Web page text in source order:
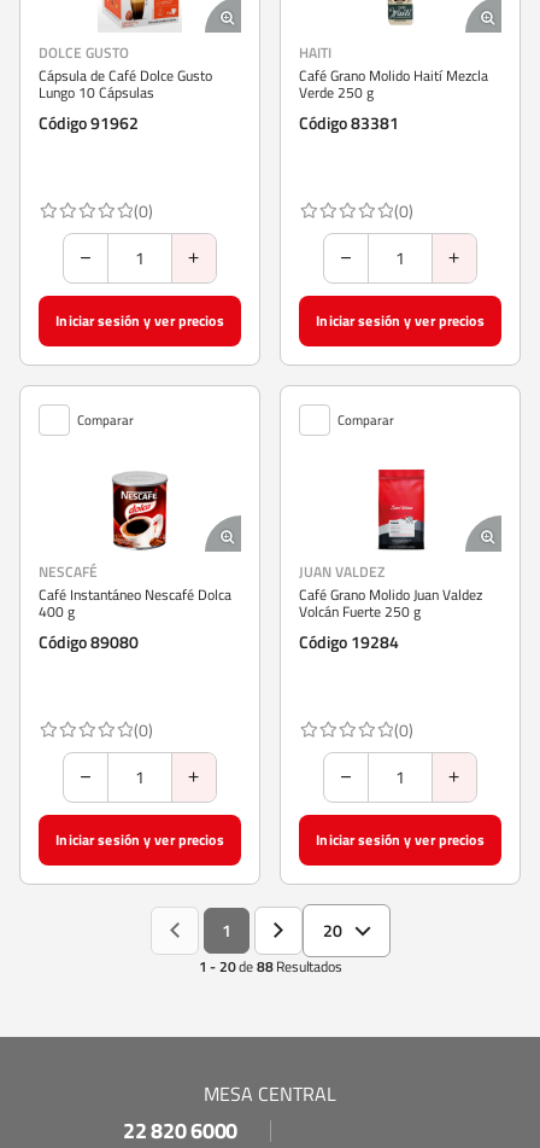
DOLCE GUSTO
Cápsula de Café Dolce Gusto
Lungo 10 Cápsulas
Código 91962
(0)
Iniciar sesión y ver precios
HAITI
Café Grano Molido Haití Mezcla
Verde 250 g
Código 83381
(0)
Iniciar sesión y ver precios
Comparar
NESCAFÉ
Café Instantáneo Nescafé Dolca
400 g
Código 89080
(0)
Iniciar sesión y ver precios
Comparar
JUAN VALDEZ
Café Grano Molido Juan Valdez
Volcán Fuerte 250 g
Código 19284
(0)
Iniciar sesión y ver precios
1 - 20de88Resultados
1 20
MESA CENTRAL
22 820 6000